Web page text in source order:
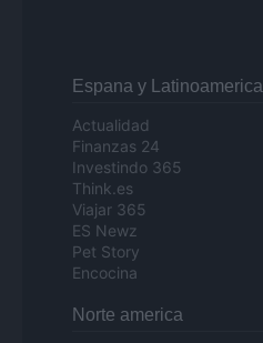
Espana y Latinoamerica
Actualidad
Finanzas 24
Investindo 365
Think.es
Viajar 365
ES Newz
Pet Story
Encocina
Norte america